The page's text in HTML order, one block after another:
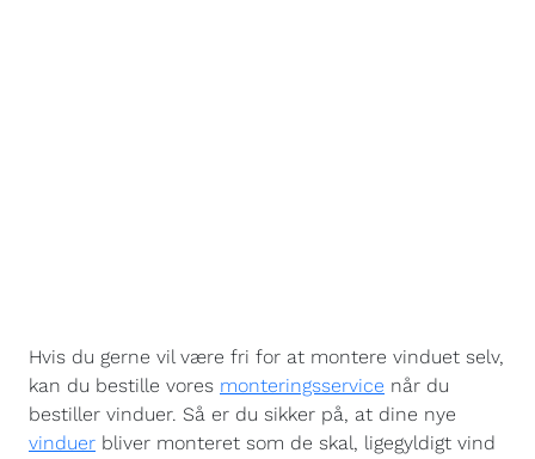
Hvis du gerne vil være fri for at montere vinduet selv,
kan du bestille vores monteringsservice når du
bestiller vinduer. Så er du sikker på, at dine nye
vinduer bliver monteret som de skal, ligegyldigt vind